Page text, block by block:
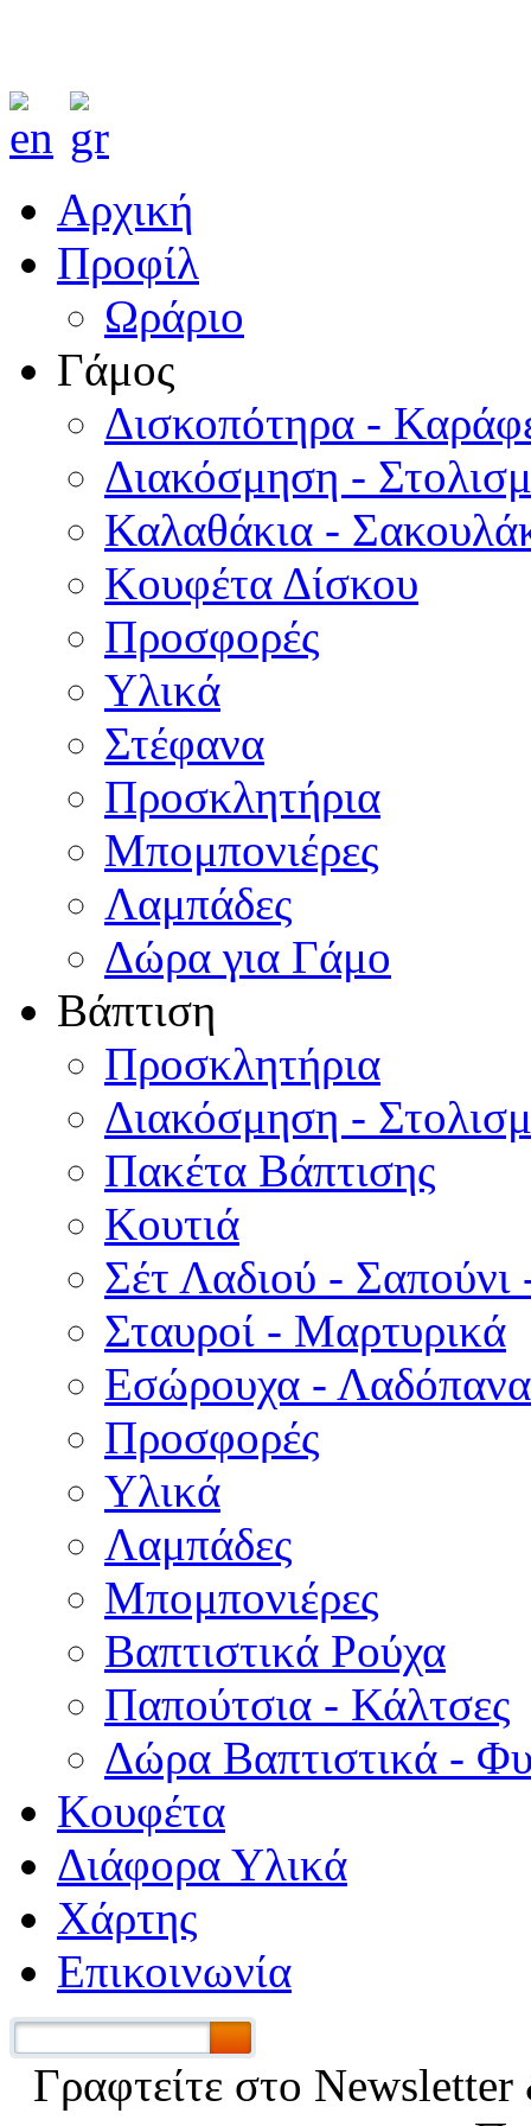
Αρχική
Προφίλ
Ωράριο
Γάμος
Δισκοπότηρα -
Διακόσμηση -
Καλαθάκια -
Κουφέτα Δίσκου
Προσφορές
Υλικά
Στέφανα
Προσκλητήρια
Μπομπονιέρες
Λαμπάδες
Δώρα για Γάμο
Βάπτιση
Προσκλητήρια
Διακόσμηση -
Πακέτα Βάπτισης
Κουτιά
Σέτ Λαδιού - Σαπούνι
Σταυροί - Μαρτυρικά
Εσώρουχα -
Προσφορές
Υλικά
Λαμπάδες
Μπομπονιέρες
Βαπτιστικά Ρούχα
Παπούτσια - Κάλτσες
Δώρα Βαπτιστικά -
Κουφέτα
Διάφορα Υλικά
Χάρτης
Επικοινωνία
Γραφτείτε στο Νewsletter